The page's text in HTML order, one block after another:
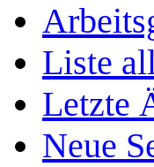
Liste
Letzte
Neue